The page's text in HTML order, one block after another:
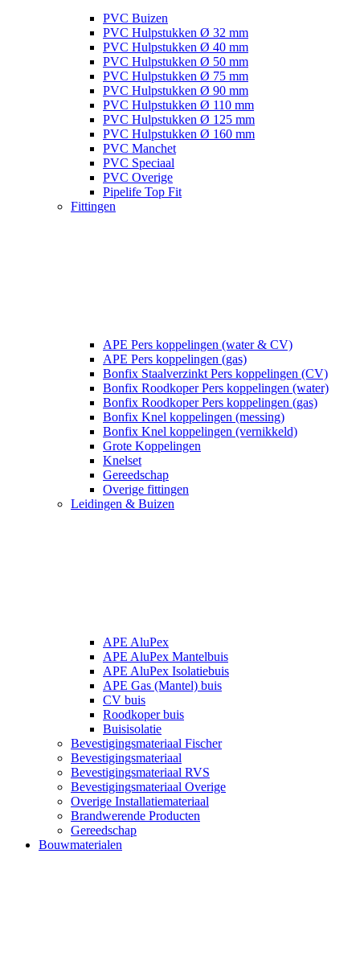
PVC Buizen
PVC Hulpstukken Ø 32 mm
PVC Hulpstukken Ø 40 mm
PVC Hulpstukken Ø 50 mm
PVC Hulpstukken Ø 75 mm
PVC Hulpstukken Ø 90 mm
PVC Hulpstukken Ø 110 mm
PVC Hulpstukken Ø 125 mm
PVC Hulpstukken Ø 160 mm
PVC Manchet
PVC Speciaal
PVC Overige
Pipelife Top Fit
Fittingen
APE Pers koppelingen (water & CV)
APE Pers koppelingen (gas)
Bonfix Staalverzinkt Pers koppelingen (CV)
Bonfix Roodkoper Pers koppelingen (water)
Bonfix Roodkoper Pers koppelingen (gas)
Bonfix Knel koppelingen (messing)
Bonfix Knel koppelingen (vernikkeld)
Grote Koppelingen
Knelset
Gereedschap
Overige fittingen
Leidingen & Buizen
APE AluPex
APE AluPex Mantelbuis
APE AluPex Isolatiebuis
APE Gas (Mantel) buis
CV buis
Roodkoper buis
Buisisolatie
Bevestigingsmateriaal Fischer
Bevestigingsmateriaal
Bevestigingsmateriaal RVS
Bevestigingsmateriaal Overige
Overige Installatiemateriaal
Brandwerende Producten
Gereedschap
Bouwmaterialen